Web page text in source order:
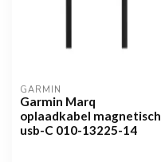
GARMIN
Garmin Marq
oplaadkabel magnetisch
usb-C 010-13225-14